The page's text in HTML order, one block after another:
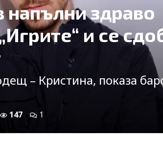
напълни здраво
и се
– Кристина, показа
147 1